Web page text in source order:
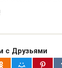
с Друзьями